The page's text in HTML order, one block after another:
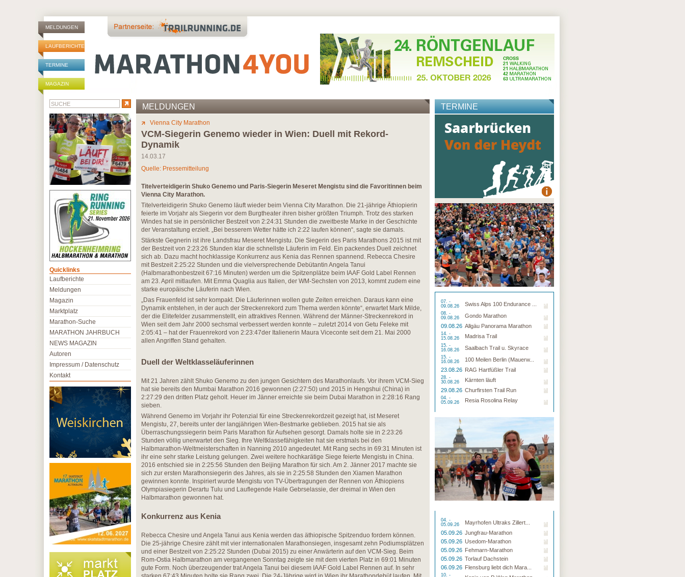
MELDUNGEN
LAUFBERICHTE
TERMINE
MAGAZIN
MELDUNGEN
Vienna City Marathon
VCM-Siegerin Genemo wieder in Wien: Duell mit Rekord-
Dynamik
14.03.17
Quelle: Pressemitteilung
Titelverteidigerin Shuko Genemo und Paris-Siegerin Meseret Mengistu sind die Favoritinnen beim
Vienna City Marathon.
Titelverteidigerin Shuko Genemo läuft wieder beim Vienna City Marathon. Die 21-jährige Äthiopierin
feierte im Vorjahr als Siegerin vor dem Burgtheater ihren bisher größten Triumph. Trotz des starken
Windes hat sie in persönlicher Bestzeit von 2:24:31 Stunden die zweitbeste Marke in der Geschichte
der Veranstaltung erzielt. „Bei besserem Wetter hätte ich 2:22 laufen können“, sagte sie damals.
Stärkste Gegnerin ist ihre Landsfrau Meseret Mengistu. Die Siegerin des Paris Marathons 2015 ist mit
der Bestzeit von 2:23:26 Stunden klar die schnellste Läuferin im Feld. Ein packendes Duell zeichnet
sich ab. Dazu macht hochklassige Konkurrenz aus Kenia das Rennen spannend. Rebecca Chesire
mit Bestzeit 2:25:22 Stunden und die vielversprechende Debütantin Angela Tanui
(Halbmarathonbestzeit 67:16 Minuten) werden um die Spitzenplätze beim IAAF Gold Label Rennen
am 23. April mitlaufen. Mit Emma Quaglia aus Italien, der WM-Sechsten von 2013, kommt zudem eine
starke europäische Läuferin nach Wien.
„Das Frauenfeld ist sehr kompakt. Die Läuferinnen wollen gute Zeiten erreichen. Daraus kann eine
Dynamik entstehen, in der auch der Streckenrekord zum Thema werden könnte“, erwartet Mark Milde,
der die Elitefelder zusammenstellt, ein attraktives Rennen. Während der Männer-Streckenrekord in
Wien seit dem Jahr 2000 sechsmal verbessert werden konnte – zuletzt 2014 von Getu Feleke mit
2:05:41 – hat der Frauenrekord von 2:23:47der Italienerin Maura Viceconte seit dem 21. Mai 2000
allen Angriffen Stand gehalten.
Duell der Weltklasseläuferinnen
Mit 21 Jahren zählt Shuko Genemo zu den jungen Gesichtern des Marathonlaufs. Vor ihrem VCM-Sieg
hat sie bereits den Mumbai Marathon 2016 gewonnen (2:27:50) und 2015 in Hengshui (China) in
2:27:29 den dritten Platz geholt. Heuer im Jänner erreichte sie beim Dubai Marathon in 2:28:16 Rang
sieben.
Während Genemo im Vorjahr ihr Potenzial für eine Streckenrekordzeit gezeigt hat, ist Meseret
Mengistu, 27, bereits unter der langjährigen Wien-Bestmarke geblieben. 2015 hat sie als
Überraschungssiegerin beim Paris Marathon für Aufsehen gesorgt. Damals holte sie in 2:23:26
Stunden völlig unerwartet den Sieg. Ihre Weltklassefähigkeiten hat sie erstmals bei den
Halbmarathon-Weltmeisterschaften in Nanning 2010 angedeutet. Mit Rang sechs in 69:31 Minuten ist
ihr eine sehr starke Leistung gelungen. Zwei weitere hochkarätige Siege feierte Mengistu in China.
2016 entschied sie in 2:25:56 Stunden den Beijing Marathon für sich. Am 2. Jänner 2017 machte sie
sich zur ersten Marathonsiegerin des Jahres, als sie in 2:25:58 Stunden den Xiamen Marathon
gewinnen konnte. Inspiriert wurde Mengistu von TV-Übertragungen der Rennen von Äthiopiens
Olympiasiegerin Derartu Tulu und Lauflegende Haile Gebrselassie, der dreimal in Wien den
Halbmarathon gewonnen hat.
Konkurrenz aus Kenia
Rebecca Chesire und Angela Tanui aus Kenia werden das äthiopische Spitzenduo fordern können.
Die 25-jährige Chesire zählt mit vier internationalen Marathonsiegen, insgesamt zehn Podiumsplätzen
und einer Bestzeit von 2:25:22 Stunden (Dubai 2015) zu einer Anwärterin auf den VCM-Sieg. Beim
Rom-Ostia Halbmarathon am vergangenen Sonntag zeigte sie mit dem vierten Platz in 69:01 Minuten
gute Form. Noch überzeugender trat Angela Tanui bei diesem IAAF Gold Label Rennen auf. In sehr
TERMINE
07. -
09.08.26
Swiss Alps 100 Endurance ...
08. -
09.08.26
Gondo Marathon
09.08.26 Allgäu Panorama Marathon
14. -
15.08.26
Madrisa Trail
15. -
16.08.26
Saalbach Trail u. Skyrace
15. -
16.08.26
100 Meilen Berlin (Mauerw...
23.08.26 RAG Hartfüßler Trail
28. -
30.08.26
Kärnten läuft
29.08.26 Churfirsten Trail Run
04. -
05.09.26
Resia Rosolina Relay
04. -
05.09.26
Mayrhofen Ultraks Zillert...
05.09.26 Jungfrau-Marathon
05.09.26 Usedom-Marathon
05.09.26 Fehmarn-Marathon
05.09.26 Torlauf Dachstein
06.09.26 Flensburg liebt dich Mara...
10. -
Quicklinks
Laufberichte
Meldungen
Magazin
Marktplatz
Marathon-Suche
MARATHON JAHRBUCH
NEWS MAGAZIN
Autoren
Impressum / Datenschutz
Kontakt